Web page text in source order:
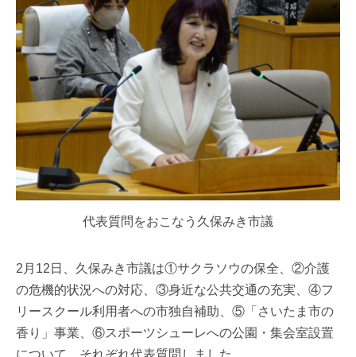
代表質問をおこなう久保みき市議
2月12日、久保みき市議は①サクラソウの保全、②介護
の危機的状況への対応、③身近な公共交通の充実、④フ
リースクール利用者への市独自補助、⑤「さいたま市の
香り」事業、⑥スポーツシューレへの公園・集会室設置